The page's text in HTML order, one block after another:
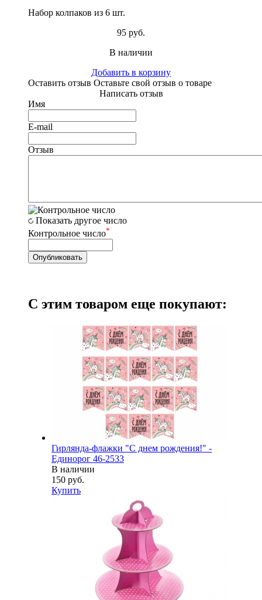
Набор колпаков из 6 шт.
95 руб.
В наличии
Добавить в корзину
Оставить отзыв Оставьте свой отзыв о товаре
Написать отзыв
Имя
E-mail
Отзыв
Показать другое число
Контрольное число*
С этим товаром еще покупают:
Гирлянда-флажки "С днем рождения!" -
Единорог 46-2533
В наличии
150 руб.
Купить